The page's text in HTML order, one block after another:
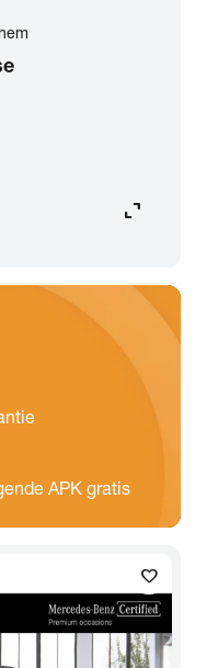
expand_content
APK gratis
favorite